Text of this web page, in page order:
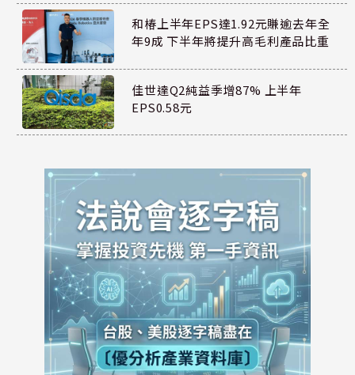
和椿上半年EPS達1.92元賺逾去年全
年9成 下半年將提升高毛利產品比重
佳世達Q2純益季增87% 上半年
EPS0.58元